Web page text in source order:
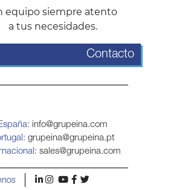
equipo siempre atento
a tus necesidades.
Contacto
info@grupeina.com
grupeina@grupeina.pt
sales@grupeina.com
i y f t